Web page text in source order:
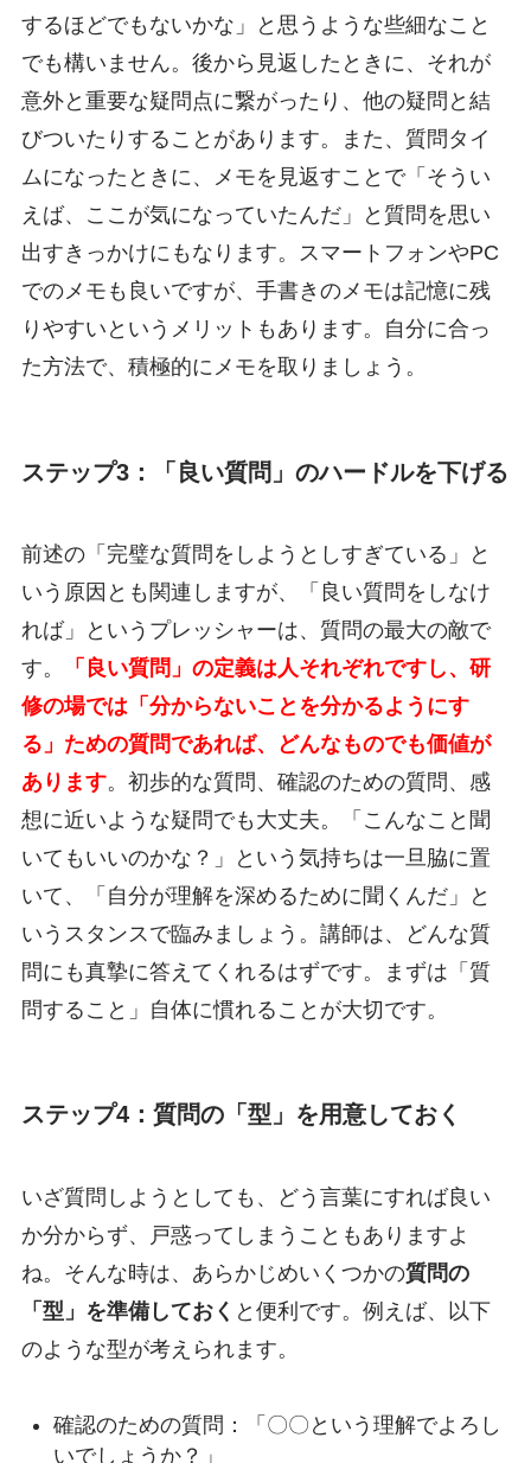
するほどでもないかな」と思うような些細なこと
でも構いません。後から見返したときに、それが
意外と重要な疑問点に繋がったり、他の疑問と結
びついたりすることがあります。また、質問タイ
ムになったときに、メモを見返すことで「そうい
えば、ここが気になっていたんだ」と質問を思い
出すきっかけにもなります。スマートフォンやPC
でのメモも良いですが、手書きのメモは記憶に残
りやすいというメリットもあります。自分に合っ
た方法で、積極的にメモを取りましょう。
ステップ3：「良い質問」のハードルを下げる
前述の「完璧な質問をしようとしすぎている」と
いう原因とも関連しますが、「良い質問をしなけ
れば」というプレッシャーは、質問の最大の敵で
す。
「良い質問」の定義は人それぞれですし、研
修の場では「分からないことを分かるようにす
る」ための質問であれば、どんなものでも価値が
あります。初歩的な質問、確認のための質問、感
想に近いような疑問でも大丈夫。「こんなこと聞
いてもいいのかな？」という気持ちは一旦脇に置
いて、「自分が理解を深めるために聞くんだ」と
いうスタンスで臨みましょう。講師は、どんな質
問にも真摯に答えてくれるはずです。まずは「質
問すること」自体に慣れることが大切です。
ステップ4：質問の「型」を用意しておく
いざ質問しようとしても、どう言葉にすれば良い
か分からず、戸惑ってしまうこともありますよ
ね。そんな時は、あらかじめいくつかの質問の
「型」を準備しておく と便利です。例えば、以下
のような型が考えられます。
確認のための質問：「〇〇という理解でよろし
いでしょうか？」